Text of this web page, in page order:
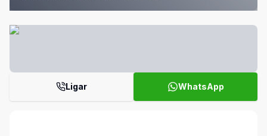
Ligar WhatsApp